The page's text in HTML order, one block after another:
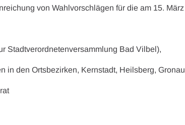
von Wahlvorschlägen für die am 15.
Stadtverordnetenversammlung Bad Vilbel),
in den Ortsbezirken, Kernstadt, Heilsberg,